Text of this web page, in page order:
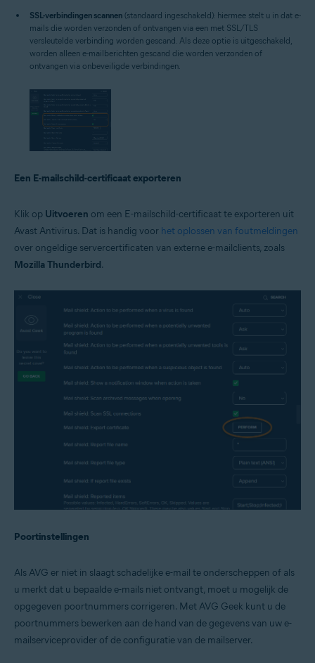
SSL-verbindingen scannen (standaard ingeschakeld): hiermee stelt u in dat e-
mails die worden verzonden of ontvangen via een met SSL/TLS
versleutelde verbinding worden gescand. Als deze optie is uitgeschakeld,
worden alleen e-mailberichten gescand die worden verzonden of
ontvangen via onbeveiligde verbindingen.
Een E-mailschild-certificaat exporteren
Klik op Uitvoeren om een E-mailschild-certificaat te exporteren uit
Avast Antivirus. Dat is handig voor het oplossen van foutmeldingen
over ongeldige servercertificaten van externe e-mailclients, zoals
Mozilla Thunderbird.
Poortinstellingen
Als AVG er niet in slaagt schadelijke e-mail te onderscheppen of als
u merkt dat u bepaalde e-mails niet ontvangt, moet u mogelijk de
opgegeven poortnummers corrigeren. Met AVG Geek kunt u de
poortnummers bewerken aan de hand van de gegevens van uw e-
mailserviceprovider of de configuratie van de mailserver.